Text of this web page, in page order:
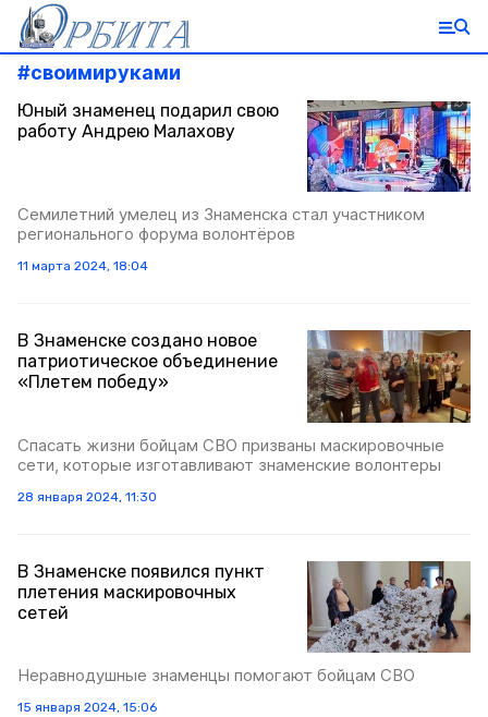
#своимируками
Юный знаменец подарил свою
работу Андрею Малахову
Семилетний умелец из Знаменска стал участником
регионального форума волонтёров
11 марта 2024, 18:04
В Знаменске создано новое
патриотическое объединение
«Плетем победу»
Спасать жизни бойцам СВО призваны маскировочные
сети, которые изготавливают знаменские волонтеры
28 января 2024, 11:30
В Знаменске появился пункт
плетения маскировочных
сетей
Неравнодушные знаменцы помогают бойцам СВО
15 января 2024, 15:06